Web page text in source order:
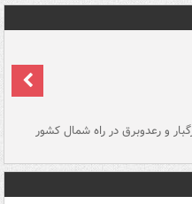
و رعدوبرق در راه شمال کشور